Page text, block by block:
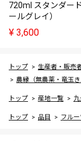
720ml スタンダー
ールグレイ）
¥ 3,600
トップ 生産者・販売
農縁（無農薬・竜玉き
トップ 産地一覧 九
トップ 品目 フル